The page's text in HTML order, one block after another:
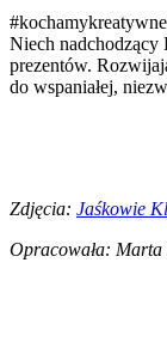
Niech nadchodzący
prezentów.
do wspaniałej,
Zdjęcia: Jaśkowie
Opracowała: Marta